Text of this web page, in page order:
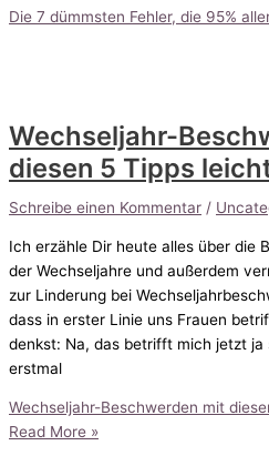
Die 7 dümmsten Fehler, die 95%
Wechseljahr-
diesen 5 Tipps
Schreibe einen Kommentar /
Ich erzähle Dir heute alles über die
der Wechseljahre und außerdem
zur Linderung bei
dass in erster Linie uns Frauen
denkst: Na, das betrifft mich jetzt
erstmal
Wechseljahr-Beschwerden mit
Read More »